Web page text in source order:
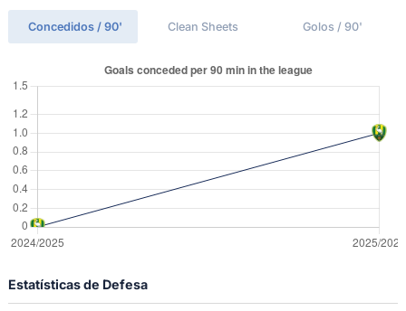
Concedidos / 90' Clean Sheets Golos / 90'
Estatísticas de Defesa